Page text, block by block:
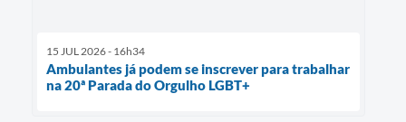
15 JUL 2026 - 16h34
Ambulantes já podem se inscrever para trabalhar
na 20ª Parada do Orgulho LGBT+